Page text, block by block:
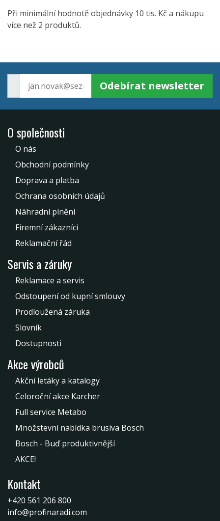
Při minimální hodnotě objednávky 10 tis. Kč a nákupu
více než 2 produktů.
Odebírat newsletter
O společnosti
O nás
Obchodní podmínky
Doprava a platba
Ochrana osobních údajů
Náhradní plnění
Firemní zákazníci
Reklamační řád
Servis a záruky
Reklamace a servis
Odstoupení od kupní smlouvy
Prodloužená záruka
Slovník
Dostupnosti
Akce výrobců
Akční letáky a katalogy
Celoroční akce Karcher
Full service Metabo
Množstevní nabídka brusiva Bosch
Bosch - Buď produktivnější
AKCE!
Kontakt
+420 561 206 800
info@profinaradi.com